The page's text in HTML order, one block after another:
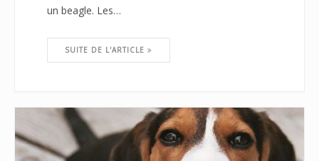
un beagle. Les…
SUITE DE L'ARTICLE